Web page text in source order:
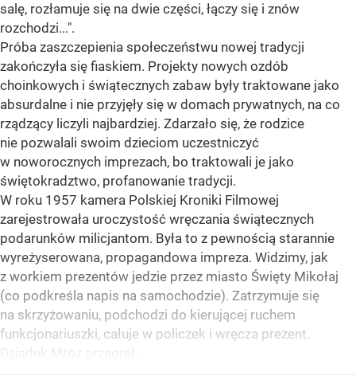
salę, rozłamuje się na dwie części, łączy się i znów
rozchodzi...".
Próba zaszczepienia społeczeństwu nowej tradycji
zakończyła się fiaskiem. Projekty nowych ozdób
choinkowych i świątecznych zabaw były traktowane jako
absurdalne i nie przyjęły się w domach prywatnych, na co
rządzący liczyli najbardziej. Zdarzało się, że rodzice
nie pozwalali swoim dzieciom uczestniczyć
w noworocznych imprezach, bo traktowali je jako
świętokradztwo, profanowanie tradycji.
W roku 1957 kamera Polskiej Kroniki Filmowej
zarejestrowała uroczystość wręczania świątecznych
podarunków milicjantom. Była to z pewnością starannie
wyreżyserowana, propagandowa impreza. Widzimy, jak
z workiem prezentów jedzie przez miasto Święty Mikołaj
(co podkreśla napis na samochodzie). Zatrzymuje się
na skrzyżowaniu, podchodzi do kierującej ruchem
funkcjonariuszki, całuje w policzek i wręcza prezent.
Dziadek Mróz przegrał.